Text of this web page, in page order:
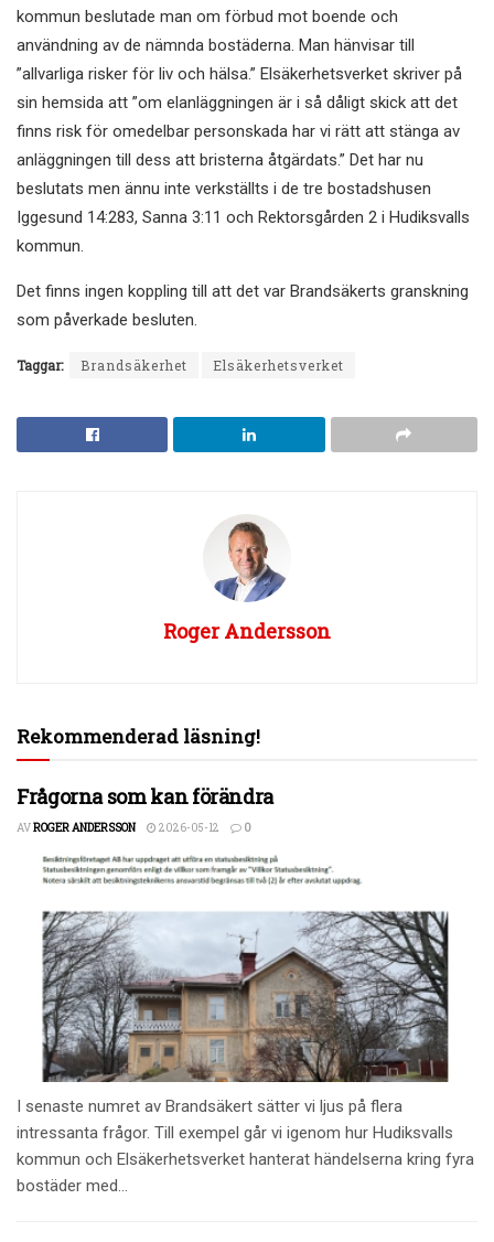
kommun beslutade man om förbud mot boende och
användning av de nämnda bostäderna. Man hänvisar till
”allvarliga risker för liv och hälsa.” Elsäkerhetsverket skriver på
sin hemsida att ”om elanläggningen är i så dåligt skick att det
finns risk för omedelbar personskada har vi rätt att stänga av
anläggningen till dess att bristerna åtgärdats.” Det har nu
beslutats men ännu inte verkställts i de tre bostadshusen
Iggesund 14:283, Sanna 3:11 och Rektorsgården 2 i Hudiksvalls
kommun.
Det finns ingen koppling till att det var Brandsäkerts granskning
som påverkade besluten.
Taggar: Brandsäkerhet Elsäkerhetsverket
Roger Andersson
Rekommenderad läsning!
Frågorna som kan förändra
AVROGER ANDERSSON 2026-05-12 0
I senaste numret av Brandsäkert sätter vi ljus på flera
intressanta frågor. Till exempel går vi igenom hur Hudiksvalls
kommun och Elsäkerhetsverket hanterat händelserna kring fyra
bostäder med...